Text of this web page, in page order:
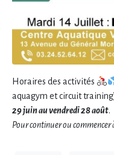
Horaires des activités
aquagym et circuit
29 juin au vendredi 28 août.
Pour continuer ou commencer